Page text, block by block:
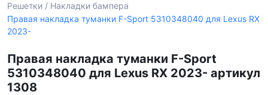
Решетки / Накладки бампера
Правая накладка туманки F-Sport 5310348040 для Lexus RX
2023-
Правая накладка туманки F-Sport
5310348040 для Lexus RX 2023- артикул
1308